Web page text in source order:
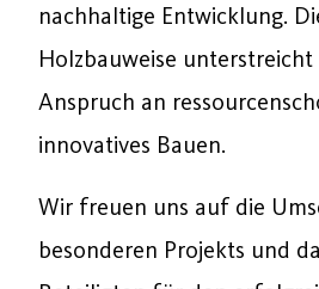
nachhaltige Entwicklung.
Holzbauweise unterstreicht
Anspruch an
innovatives Bauen.
Wir freuen uns auf die
besonderen Projekts und